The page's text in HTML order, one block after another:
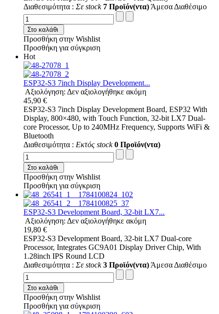
Διαθεσιμότητα : Σε stock 7 Προϊόν(ντα) Άμεσα Διαθέσιμο
Στο καλάθι
Προσθήκη στην Wishlist
Προσθήκη για σύγκριση
Hot
ESP32-S3 7inch Display Development...
Αξιολόγηση: Δεν αξιολογήθηκε ακόμη
45,90 €
ESP32-S3 7inch Display Development Board, ESP32 With
Display, 800×480, with Touch Function, 32-bit LX7 Dual-
core Processor, Up to 240MHz Frequency, Supports WiFi &
Bluetooth
Διαθεσιμότητα : Εκτός stock 0 Προϊόν(ντα)
Στο καλάθι
Προσθήκη στην Wishlist
Προσθήκη για σύγκριση
ESP32-S3 Development Board, 32-bit LX7...
Αξιολόγηση: Δεν αξιολογήθηκε ακόμη
19,80 €
ESP32-S3 Development Board, 32-bit LX7 Dual-core
Processor, Integrates GC9A01 Display Driver Chip, With
1.28inch IPS Round LCD
Διαθεσιμότητα : Σε stock 3 Προϊόν(ντα) Άμεσα Διαθέσιμο
Στο καλάθι
Προσθήκη στην Wishlist
Προσθήκη για σύγκριση